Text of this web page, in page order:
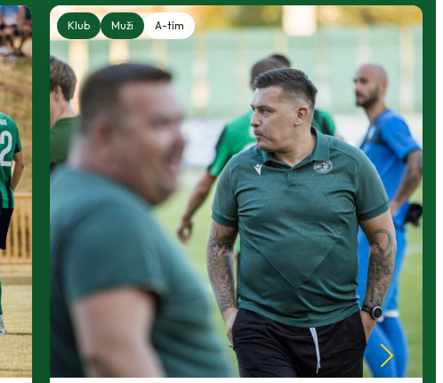
Klub Muži A-tím